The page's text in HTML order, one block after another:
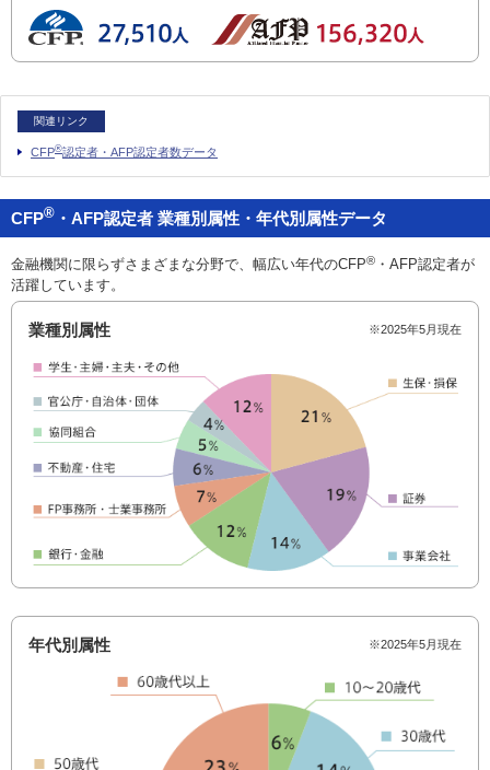
関連リンク
CFP®認定者・AFP認定者数データ
CFP® ・AFP認定者 業種別属性・年代別属性データ
金融機関に限らずさまざまな分野で、幅広い年代のCFP® ・AFP認定者が
活躍しています。
業種別属性 ※2025年5月現在
年代別属性 ※2025年5月現在